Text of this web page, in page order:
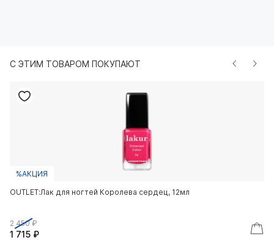
С ЭТИМ ТОВАРОМ ПОКУПАЮТ
%АКЦИЯ
OUTLET:Лак для ногтей Королева сердец, 12мл
2 450 ₽
1 715 ₽